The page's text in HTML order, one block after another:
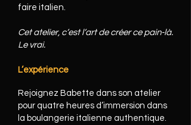
faire italien.
Cet atelier, c’est l’art de créer ce pain-là.
Le vrai.
L’expérience
Rejoignez Babette dans son atelier
pour quatre heures d’immersion dans
la boulangerie italienne authentique.